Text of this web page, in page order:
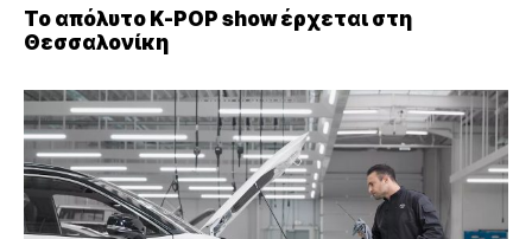
Το απόλυτο K-POP show έρχεται στη
Θεσσαλονίκη